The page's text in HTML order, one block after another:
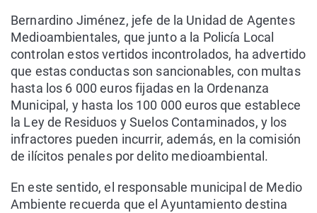
Bernardino Jiménez, jefe de la Unidad de Agentes
Medioambientales, que junto a la Policía Local
controlan estos vertidos incontrolados, ha advertido
que estas conductas son sancionables, con multas
hasta los 6 000 euros fijadas en la Ordenanza
Municipal, y hasta los 100 000 euros que establece
la Ley de Residuos y Suelos Contaminados, y los
infractores pueden incurrir, además, en la comisión
de ilícitos penales por delito medioambiental.
En este sentido, el responsable municipal de Medio
Ambiente recuerda que el Ayuntamiento destina